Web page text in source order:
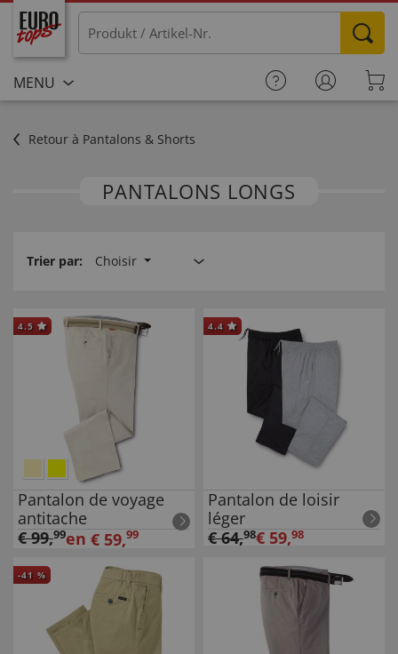
MENU
Retour à Pantalons & Shorts
PANTALONS LONGS
Trier par: Choisir
4.5
Pantalon de voyage
antitache
€99,99en € 59,99
4.4
Pantalon de loisir
léger
€64,98€ 59,98
-41 %